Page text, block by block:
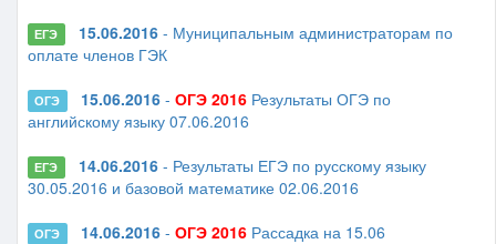
ЕГЭ 15.06.2016- Муниципальным администраторам по
оплате членов ГЭК
ОГЭ 15.06.2016- ОГЭ 2016Результаты ОГЭ по
английскому языку 07.06.2016
ЕГЭ 14.06.2016- Результаты ЕГЭ по русскому языку
30.05.2016 и базовой математике 02.06.2016
ОГЭ 14.06.2016- ОГЭ 2016Рассадка на 15.06